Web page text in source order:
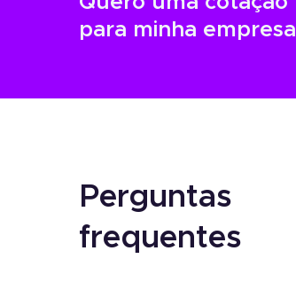
para minha empresa
Perguntas
frequentes